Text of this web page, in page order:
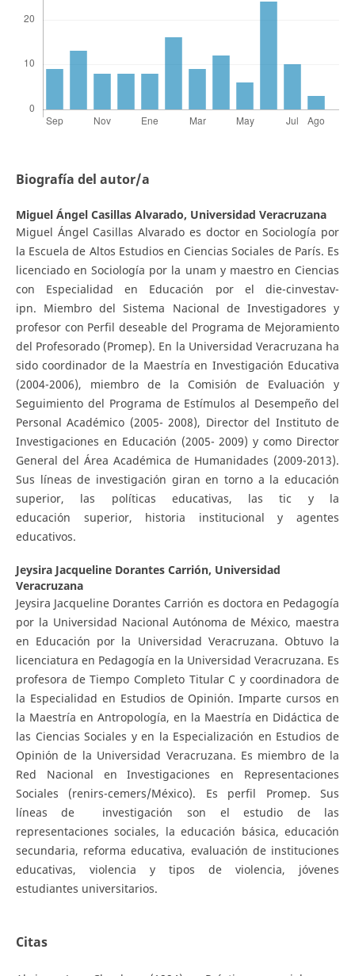
Biografía del autor/a
Miguel Ángel Casillas Alvarado, Universidad Veracruzana
Miguel Ángel Casillas Alvarado es doctor en Sociología por
la Escuela de Altos Estudios en Ciencias Sociales de París. Es
licenciado en Sociología por la unam y maestro en Ciencias
con Especialidad en Educación por el die-cinvestav-
ipn. Miembro del Sistema Nacional de Investigadores y
profesor con Perfil deseable del Programa de Mejoramiento
del Profesorado (Promep). En la Universidad Veracruzana ha
sido coordinador de la Maestría en Investigación Educativa
(2004-2006), miembro de la Comisión de Evaluación y
Seguimiento del Programa de Estímulos al Desempeño del
Personal Académico (2005- 2008), Director del Instituto de
Investigaciones en Educación (2005- 2009) y como Director
General del Área Académica de Humanidades (2009-2013).
Sus líneas de investigación giran en torno a la educación
superior, las políticas educativas, las tic y la
educación superior, historia institucional y agentes
educativos.
Jeysira Jacqueline Dorantes Carrión, Universidad
Veracruzana
Jeysira Jacqueline Dorantes Carrión es doctora en Pedagogía
por la Universidad Nacional Autónoma de México, maestra
en Educación por la Universidad Veracruzana. Obtuvo la
licenciatura en Pedagogía en la Universidad Veracruzana. Es
profesora de Tiempo Completo Titular C y coordinadora de
la Especialidad en Estudios de Opinión. Imparte cursos en
la Maestría en Antropología, en la Maestría en Didáctica de
las Ciencias Sociales y en la Especialización en Estudios de
Opinión de la Universidad Veracruzana. Es miembro de la
Red Nacional en Investigaciones en Representaciones
Sociales (renirs-cemers/México). Es perfil Promep. Sus
líneas de investigación son el estudio de las
representaciones sociales, la educación básica, educación
secundaria, reforma educativa, evaluación de instituciones
educativas, violencia y tipos de violencia, jóvenes
estudiantes universitarios.
Citas